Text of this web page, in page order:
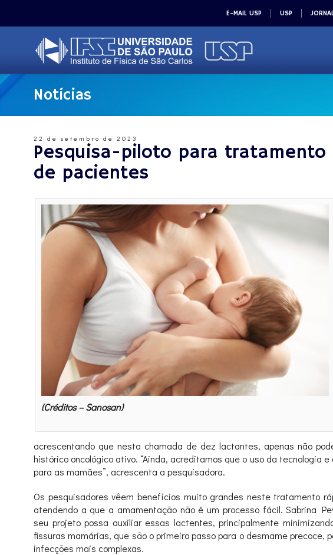
E-MAIL USP USP
Notícias
22 de setembro de 2023
Pesquisa-piloto para tratamento
de pacientes
(Créditos – Sanosan)
acrescentando que nesta chamada de dez lactantes, apenas não
histórico oncológico ativo. “Ainda, acreditamos que o uso da
para as mamães”, acrescenta a pesquisadora.
Os pesquisadores vêem benefícios muito grandes neste tratamento
atendendo a que a amamentação não é um processo fácil. Sabrina
seu projeto possa auxiliar essas lactentes, principalmente
fissuras mamárias, que são o primeiro passo para o desmame precoce,
infecções mais complexas.